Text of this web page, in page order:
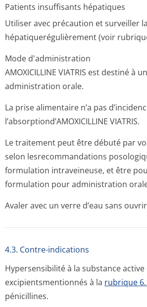
Patients insuffisants hépatiques
Utiliser avec précaution et surveiller
hépatiquerégu­lièrement (voir
Mode d'administration
AMOXICILLINE VIATRIS est destiné à
administration o­rale.
La prise alimentaire n’a pas
l’absorptiond’A­MOXICILLINE VIATRIS.
Le traitement peut être débuté par
selon lesrecommandations
formulation intraveineuse, et être
formulation pour administration
Avaler avec un verre d’eau sans
4.3. Contre-indications
Hypersensibilité à la substance active
excipientsmen­tionnés à la rubrique
pénicillines.